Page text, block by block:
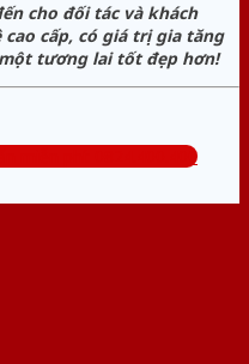
cho đối tác và khách
cấp, có giá trị gia tăng
tương lai tốt đẹp hơn!
miễn phí: 0824.400.400